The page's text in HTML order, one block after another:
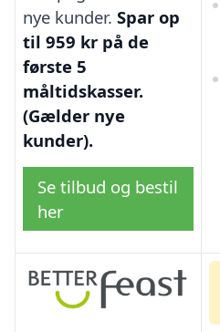
nye kunder. Spar op
til 959 kr på de
første 5
måltidskasser.
(Gælder nye
kunder).
Se tilbud og bestil
her